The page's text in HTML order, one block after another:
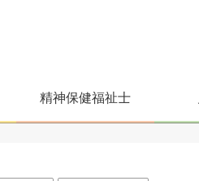
精神保健福祉士